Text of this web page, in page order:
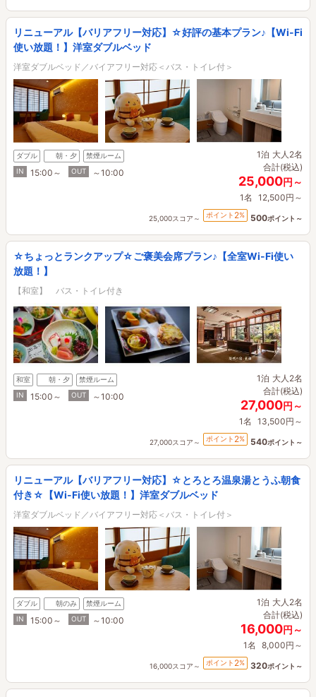
リニューアル【バリアフリー対応】☆好評の基本プラン♪【Wi-Fi
使い放題！】洋室ダブルベッド
洋室ダブルベッド／バイアフリー対応＜バス・トイレ付＞
ダブル 朝・夕
禁煙ルーム
IN
15:00～ OUT ～10:00
1泊 大人2名
合計(税込)
25,000円～
1名 12,500円～
25,000スコア～ ポイント 2% 500ポイント～
☆ちょっとランクアップ☆ご褒美会席プラン♪【全室Wi-Fi使い
放題！】
【和室】 バス・トイレ付き
和室 朝・夕
禁煙ルーム
IN
15:00～ OUT ～10:00
1泊 大人2名
合計(税込)
27,000円～
1名 13,500円～
27,000スコア～ ポイント 2% 540ポイント～
リニューアル【バリアフリー対応】☆とろとろ温泉湯とうふ朝食
付き☆【Wi-Fi使い放題！】洋室ダブルベッド
洋室ダブルベッド／バイアフリー対応＜バス・トイレ付＞
ダブル 朝のみ
禁煙ルーム
IN
15:00～ OUT ～10:00
1泊 大人2名
合計(税込)
16,000円～
1名 8,000円～
16,000スコア～ ポイント 2% 320ポイント～